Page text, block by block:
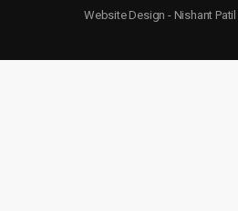
Website Design - Nishant